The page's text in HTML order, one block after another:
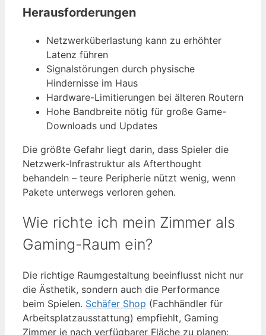
Herausforderungen
Netzwerküberlastung kann zu erhöhter
Latenz führen
Signalstörungen durch physische
Hindernisse im Haus
Hardware-Limitierungen bei älteren Routern
Hohe Bandbreite nötig für große Game-
Downloads und Updates
Die größte Gefahr liegt darin, dass Spieler die
Netzwerk-Infrastruktur als Afterthought
behandeln – teure Peripherie nützt wenig, wenn
Pakete unterwegs verloren gehen.
Wie richte ich mein Zimmer als
Gaming-Raum ein?
Die richtige Raumgestaltung beeinflusst nicht nur
die Ästhetik, sondern auch die Performance
beim Spielen. Schäfer Shop (Fachhändler für
Arbeitsplatzausstattung) empfiehlt, Gaming
Zimmer je nach verfügbarer Fläche zu planen: